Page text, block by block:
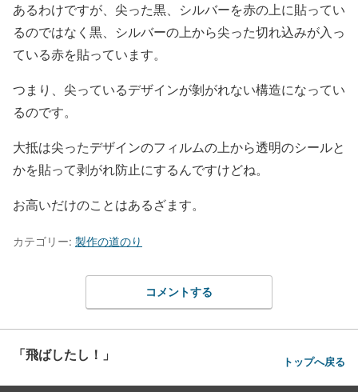
あるわけですが、尖った黒、シルバーを赤の上に貼ってい
るのではなく黒、シルバーの上から尖った切れ込みが入っ
ている赤を貼っています。
つまり、尖っているデザインが剝がれない構造になってい
るのです。
大抵は尖ったデザインのフィルムの上から透明のシールと
かを貼って剥がれ防止にするんですけどね。
お高いだけのことはあるざます。
カテゴリー: 製作の道のり
コメントする
「飛ばしたし！」 トップへ戻る